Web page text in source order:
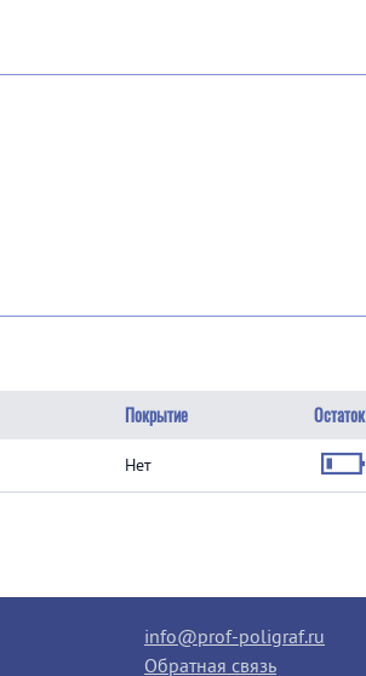
Покрытие Остаток
Нет
info@prof-poligraf.ru
Обратная связь